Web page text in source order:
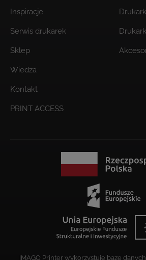
Inspiracje
Serwis drukarek
Sklep
Wiedza
Kontakt
PRINT ACCESS
IMAGO Printer wykorzystuje bazę